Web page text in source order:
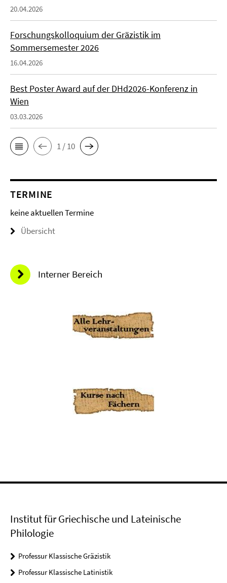
20.04.2026
Forschungskolloquium der Gräzistik im
Sommersemester 2026
16.04.2026
Best Poster Award auf der DHd2026-Konferenz in
Wien
03.03.2026
1 / 10
TERMINE
keine aktuellen Termine
Übersicht
Interner Bereich
Institut für Griechische und Lateinische
Philologie
Professur Klassische Gräzistik
Professur Klassische Latinistik